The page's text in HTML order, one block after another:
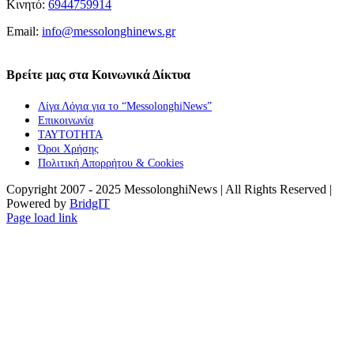
Κινητό: 6944759914
Email: info@messolonghinews.gr
Βρείτε μας στα Κοινωνικά Δίκτυα
Λίγα Λόγια για το “MessolonghiNews”
Επικοινωνία
ΤΑΥΤΟΤΗΤΑ
Όροι Χρήσης
Πολιτική Απορρήτου & Cookies
Copyright 2007 - 2025 MessolonghiNews | All Rights Reserved |
Powered by BridgIT
YouTube
Facebook
Instagram
Page load link